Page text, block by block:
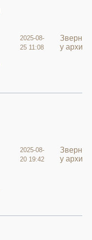
2025-08-
25 11:08
у архиві
2025-08-
20 19:42
у архиві